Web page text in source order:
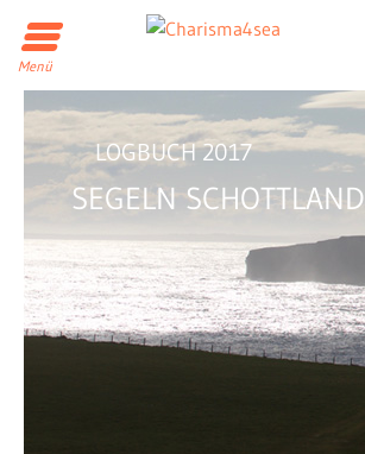
Menü
LOGBUCH 2017
SEGELN SCHOTTLAND